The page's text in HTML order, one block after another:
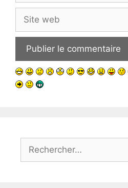
web